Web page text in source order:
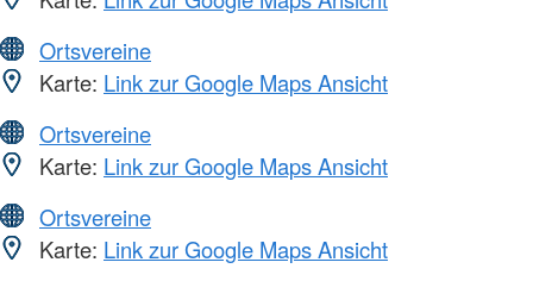
Ortsvereine
Karte: Link zur Google Maps Ansicht
Ortsvereine
Karte: Link zur Google Maps Ansicht
Ortsvereine
Karte: Link zur Google Maps Ansicht